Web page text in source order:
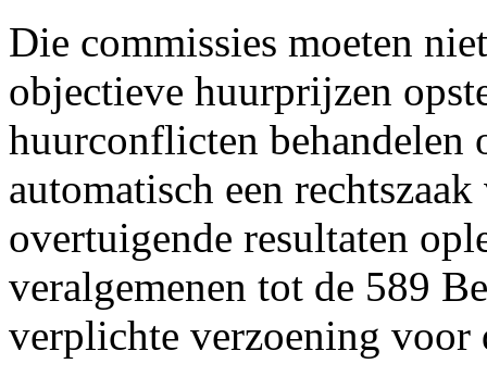
Die commissies moeten
objectieve huurprijzen
huurconflicten behandelen
automatisch een
overtuigende resultaten
veralgemenen tot de 589
verplichte verzoening voor